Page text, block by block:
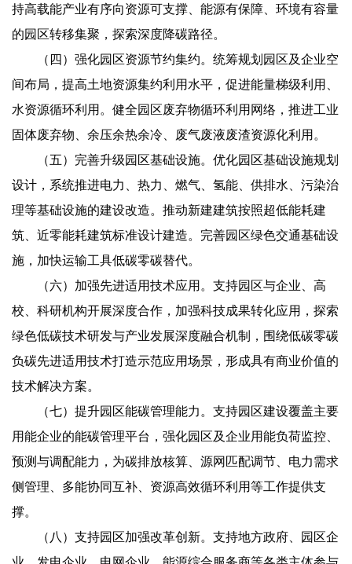
持高载能产业有序向资源可支撑、能源有保障、环境有容量
的园区转移集聚，探索深度降碳路径。
（四）强化园区资源节约集约。统筹规划园区及企业空
间布局，提高土地资源集约利用水平，促进能量梯级利用、
水资源循环利用。健全园区废弃物循环利用网络，推进工业
固体废弃物、余压余热余冷、废气废液废渣资源化利用。
（五）完善升级园区基础设施。优化园区基础设施规划
设计，系统推进电力、热力、燃气、氢能、供排水、污染治
理等基础设施的建设改造。推动新建建筑按照超低能耗建
筑、近零能耗建筑标准设计建造。完善园区绿色交通基础设
施，加快运输工具低碳零碳替代。
（六）加强先进适用技术应用。支持园区与企业、高
校、科研机构开展深度合作，加强科技成果转化应用，探索
绿色低碳技术研发与产业发展深度融合机制，围绕低碳零碳
负碳先进适用技术打造示范应用场景，形成具有商业价值的
技术解决方案。
（七）提升园区能碳管理能力。支持园区建设覆盖主要
用能企业的能碳管理平台，强化园区及企业用能负荷监控、
预测与调配能力，为碳排放核算、源网匹配调节、电力需求
侧管理、多能协同互补、资源高效循环利用等工作提供支
撑。
（八）支持园区加强改革创新。支持地方政府、园区企